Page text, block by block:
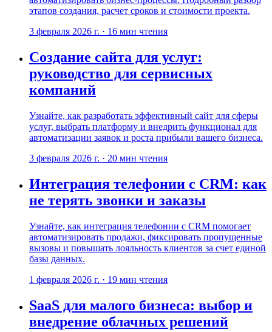
этапов создания, расчет сроков и стоимости проекта.
3 февраля 2026 г. · 16 мин чтения
Создание сайта для услуг:
руководство для сервисных
компаний
Узнайте, как разработать эффективный сайт для сферы
услуг, выбрать платформу и внедрить функционал для
автоматизации заявок и роста прибыли вашего бизнеса.
3 февраля 2026 г. · 20 мин чтения
Интеграция телефонии с CRM: как
не терять звонки и заказы
Узнайте, как интеграция телефонии с CRM помогает
автоматизировать продажи, фиксировать пропущенные
вызовы и повышать лояльность клиентов за счет единой
базы данных.
1 февраля 2026 г. · 19 мин чтения
SaaS для малого бизнеса: выбор и
внедрение облачных решений